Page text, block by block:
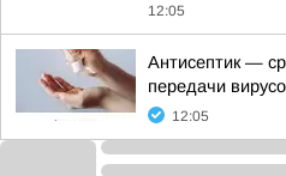
12:05
Антисептик —
передачи
12:05